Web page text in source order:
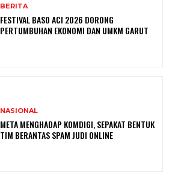
BERITA
FESTIVAL BASO ACI 2026 DORONG
PERTUMBUHAN EKONOMI DAN UMKM GARUT
NASIONAL
META MENGHADAP KOMDIGI, SEPAKAT BENTUK
TIM BERANTAS SPAM JUDI ONLINE